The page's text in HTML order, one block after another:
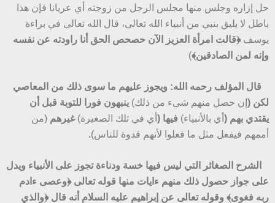
حل إزاره وجلس منها مجلس الرجل من زوجته أي عريانا فإن هذا
باطل لا يليق بنبي من أنبياء الله تعالى، قال الله تعالى في براءة
يوسف﴿قالت امرأة العزيز الآن حصحص الحق أنا راودته عن نفسه
وإنه لمن الصادقين﴾)
قال المؤلف رحمه الله: ويجوز عليهم ما سوى ذلك من المعاصي
لكن ( إن حصل منهم شىء من ذلك) ينبهون فورا
للتوبة قبل أن
يقتدي بهم ( أي بالأنبياء) فيها ( أي في تلك الصغيرة) غيرهم (من
أممهم فيفعل مثل ما فعلوا لأنهم قدوة للناس).
الشرح الصغائر التي ليس فيها خسة ودناءة تجوز على الأنبياء ويدل
على جواز حصول ذلك منهم ءايات منها قوله تعالى ﴿وعصى ءادم
ربه فغوى﴾ وقوله تعالى عن إبراهيم عليه السلام أنه قال ﴿والذي